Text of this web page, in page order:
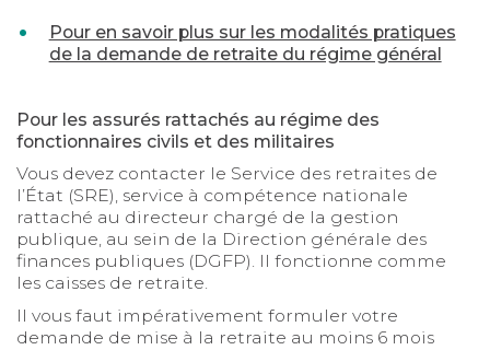
Pour en savoir plus sur les modalités pratiques
de la demande de retraite du régime général
Pour les assurés rattachés au régime des
fonctionnaires civils et des militaires
Vous devez contacter le Service des retraites de
l’État (SRE), service à compétence nationale
rattaché au directeur chargé de la gestion
publique, au sein de la Direction générale des
finances publiques (DGFP). Il fonctionne comme
les caisses de retraite.
Il vous faut impérativement formuler votre
demande de mise à la retraite au moins 6 mois